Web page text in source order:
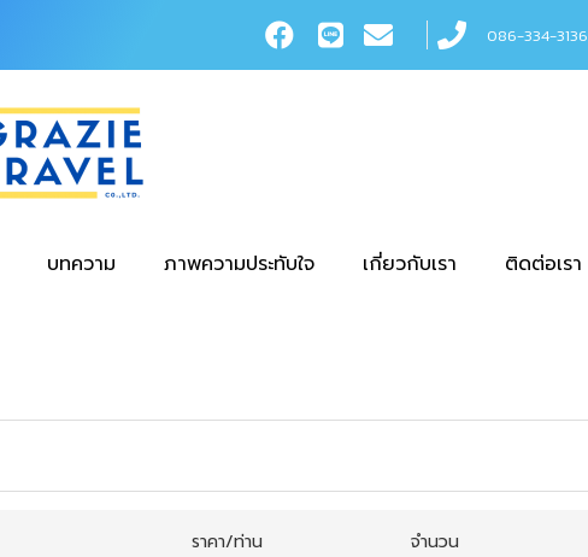
086-334-3136
บทความ ภาพความประทับใจ เกี่ยวกับเรา ติดต่อเรา
ราคา/ท่าน จำนวน